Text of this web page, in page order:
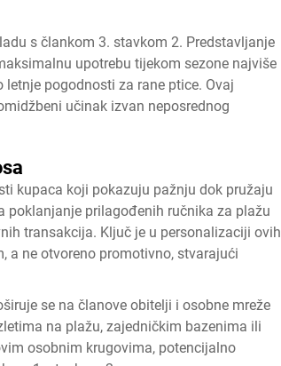
s člankom 3. stavkom 2. Predstavljanje
upotrebu tijekom sezone najviše
pogodnosti za rane ptice. Ovaj
učinak izvan neposrednog
kupaca koji pokazuju pažnju dok pružaju
poklanjanje prilagođenih ručnika za plažu
transakcija. Ključ je u personalizaciji ovih
a ne otvoreno promotivno, stvarajući
se na članove obitelji i osobne mreže
na plažu, zajedničkim bazenima ili
osobnim krugovima, potencijalno